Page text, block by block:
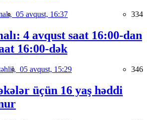
05 avqust, 16:37 334
4 avqust saat 16:00-dan
16:00-dək
05 avqust, 15:29 346
üçün 16 yaş həddi